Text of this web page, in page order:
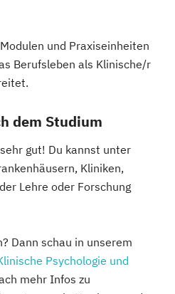
und Praxiseinheiten
Berufsleben als Klinische/r
dem Studium
gut! Du kannst unter
Kliniken,
Lehre oder Forschung
Dann schau in unserem
Psychologie und
mehr Infos zu